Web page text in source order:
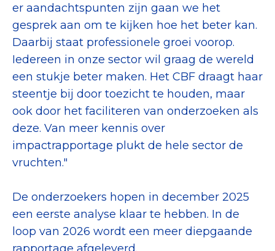
er aandachtspunten zijn gaan we het
gesprek aan om te kijken hoe het beter kan.
Daarbij staat professionele groei voorop.
Iedereen in onze sector wil graag de wereld
een stukje beter maken. Het CBF draagt haar
steentje bij door toezicht te houden, maar
ook door het faciliteren van onderzoeken als
deze. Van meer kennis over
impactrapportage plukt de hele sector de
vruchten."
De onderzoekers hopen in december 2025
een eerste analyse klaar te hebben. In de
loop van 2026 wordt een meer diepgaande